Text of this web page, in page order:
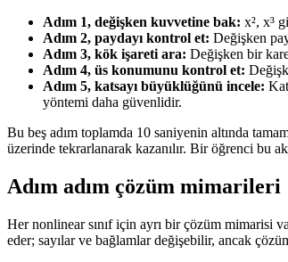
Adım 1, değişken kuvvetine bak: x², x³
Adım 2, paydayı kontrol et: Değişken
Adım 3, kök işareti ara: Değişken bir
Adım 4, üs konumunu kontrol et:
Adım 5, katsayı büyüklüğünü incele:
yöntemi daha güvenlidir.
Bu beş adım toplamda 10 saniyenin altında
üzerinde tekrarlanarak kazanılır. Bir öğrenci bu
Adım adım çözüm mimarileri
Her nonlinear sınıf için ayrı bir çözüm mimarisi
eder; sayılar ve bağlamlar değişebilir, ancak çözüm